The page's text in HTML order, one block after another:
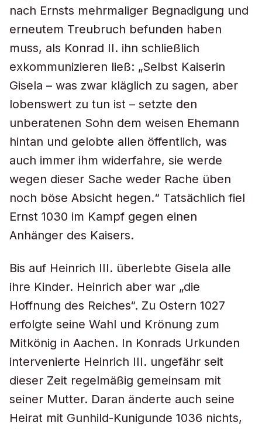
nach Ernsts mehrmaliger Begnadigung und
erneutem Treubruch befunden haben
muss, als Konrad II. ihn schließlich
exkommunizieren ließ: „Selbst Kaiserin
Gisela – was zwar kläglich zu sagen, aber
lobenswert zu tun ist – setzte den
unberatenen Sohn dem weisen Ehemann
hintan und gelobte allen öffentlich, was
auch immer ihm widerfahre, sie werde
wegen dieser Sache weder Rache üben
noch böse Absicht hegen.“ Tatsächlich fiel
Ernst 1030 im Kampf gegen einen
Anhänger des Kaisers.
Bis auf Heinrich III. überlebte Gisela alle
ihre Kinder. Heinrich aber war „die
Hoffnung des Reiches“. Zu Ostern 1027
erfolgte seine Wahl und Krönung zum
Mitkönig in Aachen. In Konrads Urkunden
intervenierte Heinrich III. ungefähr seit
dieser Zeit regelmäßig gemeinsam mit
seiner Mutter. Daran änderte auch seine
Heirat mit Gunhild-Kunigunde 1036 nichts,